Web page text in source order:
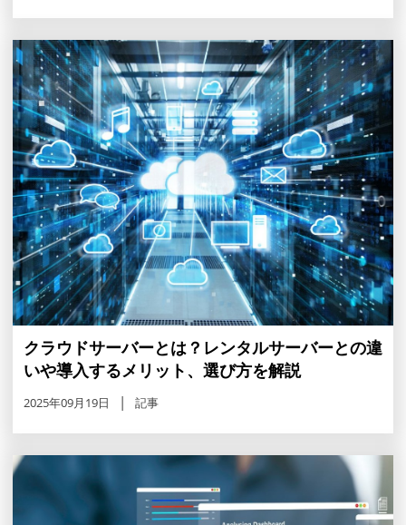
クラウドサーバーとは？レンタルサーバーとの違
いや導入するメリット、選び方を解説
2025年09月19日 記事